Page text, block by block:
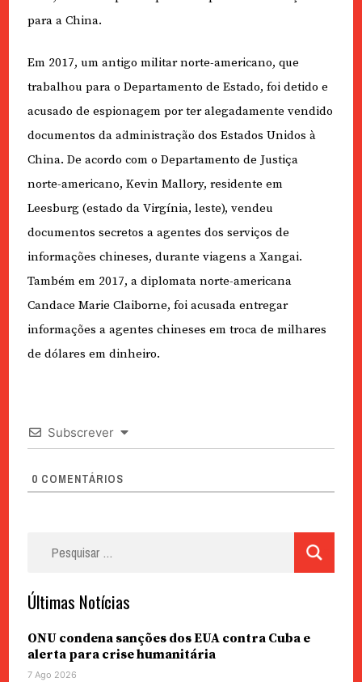
para a China.
Em 2017, um antigo militar norte-americano, que
trabalhou para o Departamento de Estado, foi detido e
acusado de espionagem por ter alegadamente vendido
documentos da administração dos Estados Unidos à
China. De acordo com o Departamento de Justiça
norte-americano, Kevin Mallory, residente em
Leesburg (estado da Virgínia, leste), vendeu
documentos secretos a agentes dos serviços de
informações chineses, durante viagens a Xangai.
Também em 2017, a diplomata norte-americana
Candace Marie Claiborne, foi acusada entregar
informações a agentes chineses em troca de milhares
de dólares em dinheiro.
Subscrever
0 COMENTÁRIOS
Últimas Notícias
ONU condena sanções dos EUA contra Cuba e
alerta para crise humanitária
7 Ago 2026